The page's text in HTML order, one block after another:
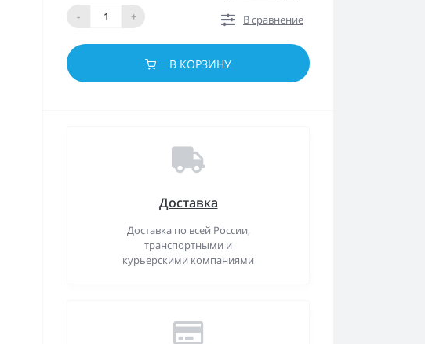
-
+
В сравнение
В КОРЗИНУ
Доставка
Доставка по всей России,
транспортными и
курьерскими компаниями